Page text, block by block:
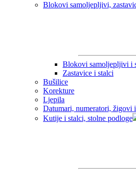
Blokovi samoljepljivi,
Blokovi samoljepljivi i
Zastavice i stalci
Bušilice
Korekture
Ljepila
Datumari, numeratori, žigovi
Kutije i stalci, stolne podloge